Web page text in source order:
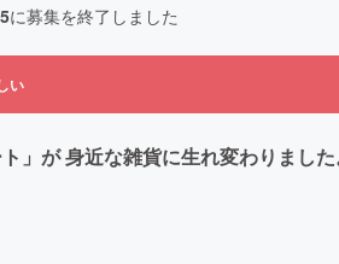
に募集を終了しました
い
」が 身近な雑貨に生れ変わりまし